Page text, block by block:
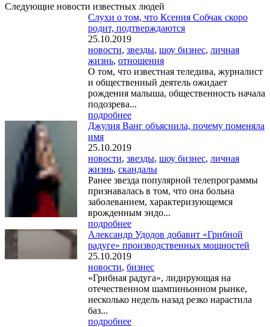
Следующие новости известных людей
Слухи о том, что Ксения Собчак скоро
родит, подтверждаются
25.10.2019
новости, звезды, шоу бизнес, личная
жизнь, отношения
О том, что известная теледива, журналист
и общественный деятель ожидает
рождения малыша, общественность начала
подозрева...
подробнее
Джулия Ванг объяснила, почему поменяла
имя
25.10.2019
новости, звезды, шоу бизнес, личная
жизнь, скандалы
Ранее звезда популярной телепрограммы
признавалась в том, что она больна
заболеванием, характеризующемся
врожденным эндо...
подробнее
Александр Удодов добавит «Грибной
радуге» производственных мощностей
25.10.2019
новости, бизнес
«Грибная радуга», лидирующая на
отечественном шампиньонном рынке,
несколько недель назад резко нарастила
баз...
подробнее